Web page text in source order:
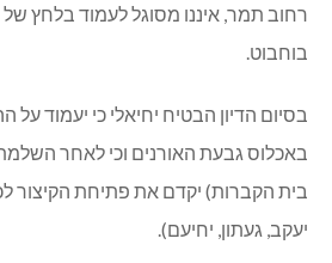
רחוב תמר, איננו מסוגל לעמוד בלחץ
בוחבוט.
בסיום הדיון הבטיח יחיאלי כי יעמוד על
באכלוס גבעת האורנים וכי לאחר
יעקב, געתון, יחיעם).